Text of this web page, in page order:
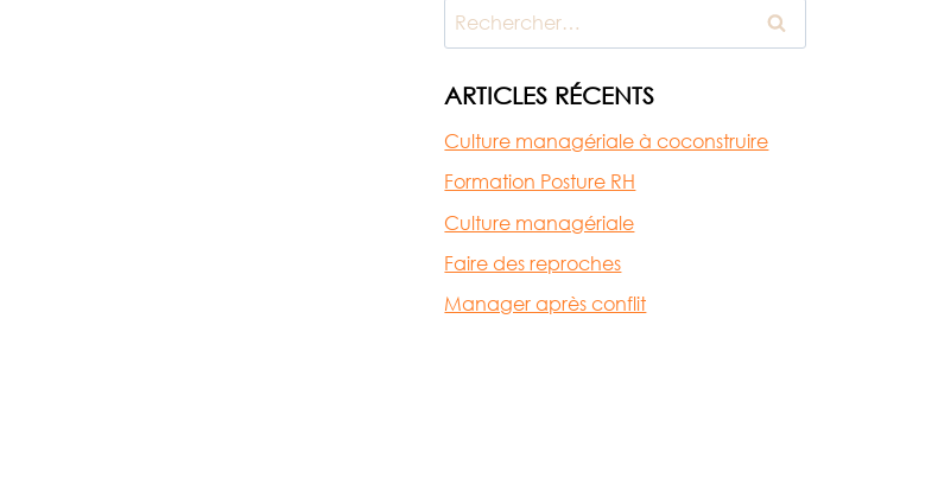
Rechercher :
ARTICLES RÉCENTS
Culture managériale à coconstruire
Formation Posture RH
Culture managériale
Faire des reproches
Manager après conflit